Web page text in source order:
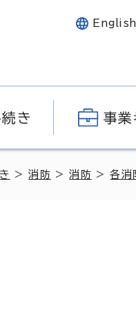
English
続き 事業
>消防 >消防 >各消